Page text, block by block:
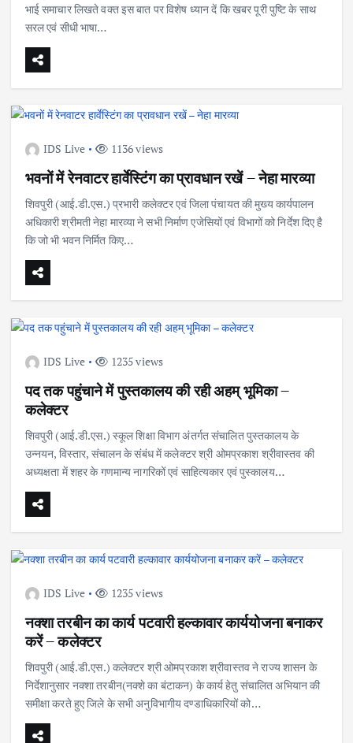
भाई समाचार लिखते वक्त इस बात पर विशेष ध्यान दें कि खबर पूरी पुष्टि के साथ
सरल एवं सीधी भाषा…
IDS Live 1136 views
भवनों में रेनवाटर हार्वेस्टिंग का प्रावधान रखें – नेहा मारव्या
शिवपुरी (आई.डी.एस.) प्रभारी कलेक्टर एवं जिला पंचायत की मुख्य कार्यपालन
अधिकारी श्रीमती नेहा मारव्या ने सभी निर्माण एजेसियों एवं विभागों को निर्देश दिए है
कि जो भी भवन निर्मित किए…
IDS Live 1235 views
पद तक पहुंचाने में पुस्‍तकालय की रही अहम् भूमिका –
कलेक्‍टर
शिवपुरी (आई.डी.एस.) स्कूल शिक्षा विभाग अंतर्गत संचालित पुस्तकालय के
उन्नयन, विस्तार, संचालन के संबंध में कलेक्टर श्री ओमप्रकाश श्रीवास्तव की
अध्यक्षता में शहर के गणमान्‍य नागरिकों एवं साहित्यकार एवं पुस्‍कालय…
IDS Live 1235 views
नक्शा तरबीन का कार्य पटवारी हल्कावार कार्ययोजना बनाकर
करें – कलेक्टर
शिवपुरी (आई.डी.एस.) कलेक्टर श्री ओमप्रकाश श्रीवास्तव ने राज्य शासन के
निर्देशानुसार नक्शा तरबीन(नक्शे का बंटाकन) के कार्य हेतु संचालित अभियान की
समीक्षा करते हुए जिले के सभी अनुविभागीय दण्डाधिकारियों को…